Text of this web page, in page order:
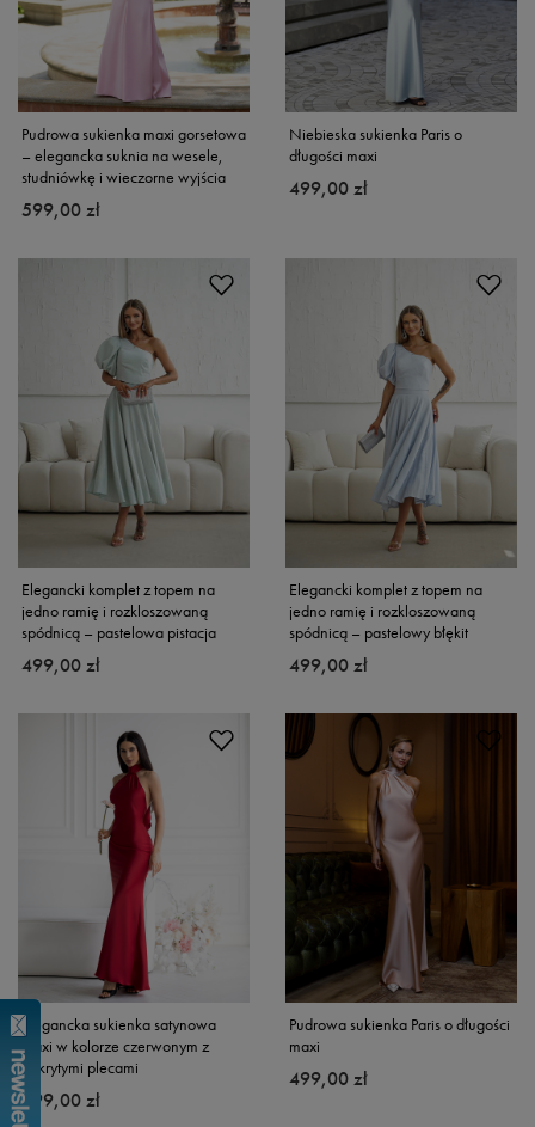
Pudrowa sukienka maxi gorsetowa
– elegancka suknia na wesele,
studniówkę i wieczorne wyjścia
599,00 zł
Niebieska sukienka Paris o
długości maxi
499,00 zł
Elegancki komplet z topem na
jedno ramię i rozkloszowaną
spódnicą – pastelowa pistacja
499,00 zł
Elegancki komplet z topem na
jedno ramię i rozkloszowaną
spódnicą – pastelowy błękit
499,00 zł
Elegancka sukienka satynowa
maxi w kolorze czerwonym z
odkrytymi plecami
499,00 zł
Pudrowa sukienka Paris o długości
maxi
499,00 zł